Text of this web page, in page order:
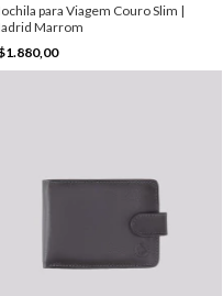
para Viagem Couro Slim |
Marrom